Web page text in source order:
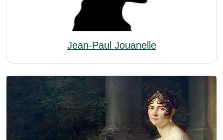
Jean-Paul Jouanelle